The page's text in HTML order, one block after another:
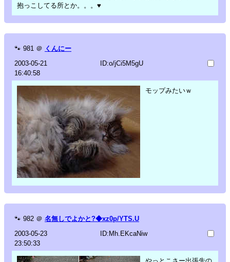
抱っこしてる所とか。。。♥
🐾 981 ＠ くんにー
2003-05-21
16:40:58
ID:o/jCi5M5gU
モップみたいｗ
🐾 982 ＠ 名無しでよかと?◆xz0p/YTS.U
2003-05-23
23:50:33
ID:Mh.EKcaNiw